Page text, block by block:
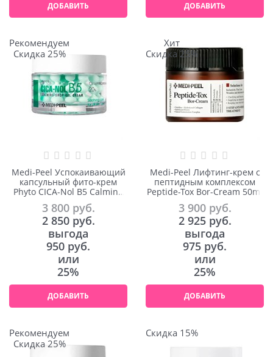
ДОБАВИТЬ ДОБАВИТЬ
Рекомендуем
Скидка 25%
Medi-Peel Успокаивающий
капсульный фито-крем
Phyto CICA-Nol B5 Calming
Drop Gel Cream 50ml
3 800 руб.
2 850 руб.
выгода
950 руб.
или
25%
ДОБАВИТЬ
Хит
Скидка 25%
Medi-Peel Лифтинг-крем с
пептидным комплексом
Peptide-Tox Bor-Cream 50ml
3 900 руб.
2 925 руб.
выгода
975 руб.
или
25%
ДОБАВИТЬ
Рекомендуем
Скидка 25%
Скидка 15%